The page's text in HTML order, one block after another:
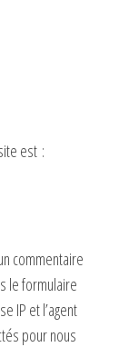
est :
commentaire
le formulaire
IP et l’agent
pour nous